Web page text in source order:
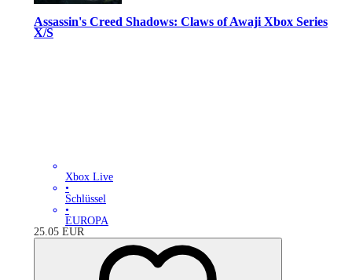
Assassin's Creed Shadows: Claws of Awaji Xbox Series
X/S
Xbox Live
•
Schlüssel
•
EUROPA
25.05 EUR